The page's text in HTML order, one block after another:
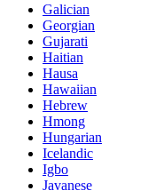
Galician
Georgian
Gujarati
Haitian
Hausa
Hawaiian
Hebrew
Hmong
Hungarian
Icelandic
Igbo
Javanese